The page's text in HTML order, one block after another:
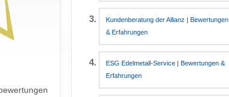
Kundenberatung der Allianz | Bewertungen
& Erfahrungen
ESG Edelmetall-Service | Bewertungen &
Erfahrungen